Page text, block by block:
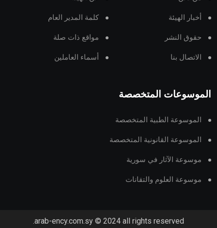
أخبار الهيئة كلمة المدير العام
حقوق النشر مواقع ذات صلة
الاتصال بنا أسماء العاملين
الموسوعات المتخصصة
الموسوعة الطبية المتخصصة
الموسوعة القانونية المتخصصة
موسوعة الآثار في سورية
موسوعة العلوم والتقانات
arab-ency.com.sy © 2024 all rights reserved.